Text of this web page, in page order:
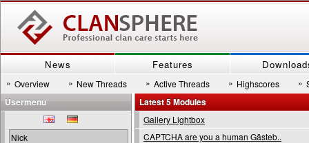
News Features
» Overview » New Threads » Active Threads » Highscores »
Latest 5 Modules
Gallery Lightbox
CAPTCHA are you a human Gästeb..
Usermenu